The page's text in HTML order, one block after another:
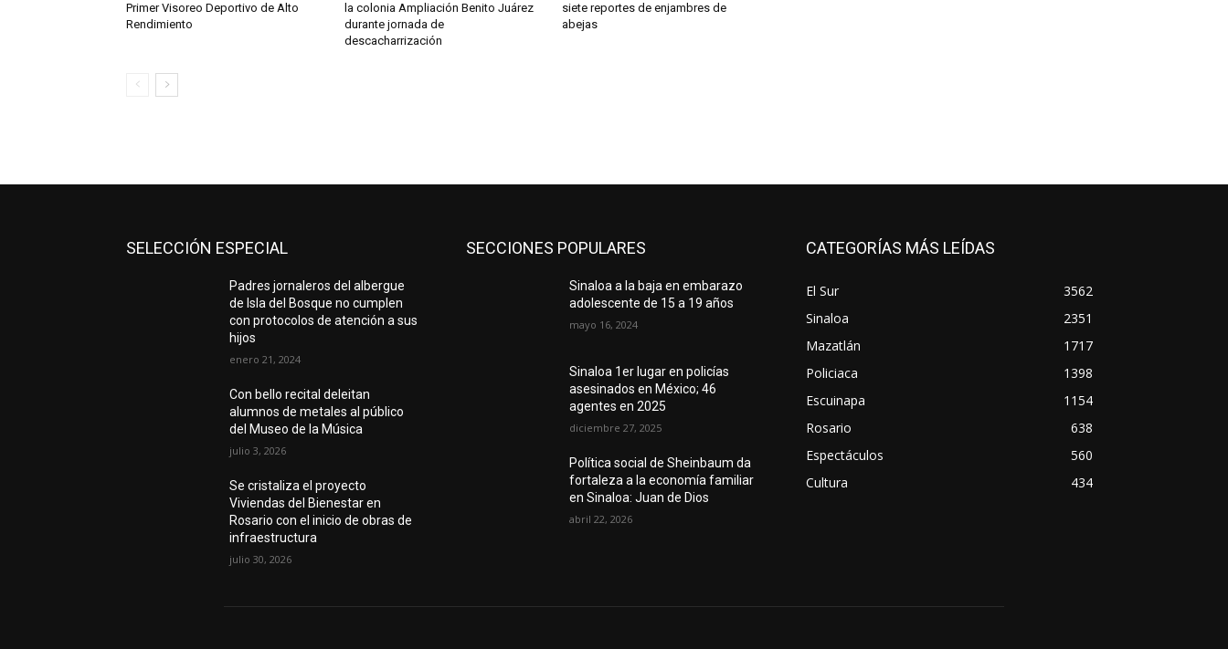
Primer Visoreo Deportivo de Alto
Rendimiento
la colonia Ampliación Benito Juárez
durante jornada de
descacharrización
siete reportes de enjambres de
abejas
SELECCIÓN ESPECIAL
Padres jornaleros del albergue
de Isla del Bosque no cumplen
con protocolos de atención a sus
hijos
enero 21, 2024
Con bello recital deleitan
alumnos de metales al público
del Museo de la Música
julio 3, 2026
Se cristaliza el proyecto
Viviendas del Bienestar en
Rosario con el inicio de obras de
infraestructura
julio 30, 2026
SECCIONES POPULARES
Sinaloa a la baja en embarazo
adolescente de 15 a 19 años
mayo 16, 2024
Sinaloa 1er lugar en policías
asesinados en México; 46
agentes en 2025
diciembre 27, 2025
Política social de Sheinbaum da
fortaleza a la economía familiar
en Sinaloa: Juan de Dios
abril 22, 2026
CATEGORÍAS MÁS LEÍDAS
El Sur
3562
Sinaloa
2351
Mazatlán
1717
Policiaca
1398
Escuinapa
1154
Rosario
638
Espectáculos
560
Cultura
434